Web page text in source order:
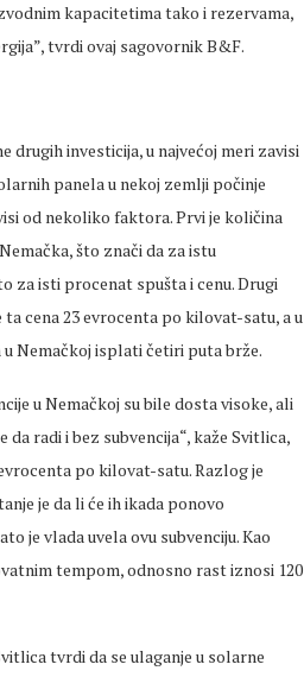
kapacitetima tako i rezervama,
tvrdi ovaj sagovornik B&F.
drugih investicija, u najvećoj meri zavisi
panela u nekoj zemlji počinje
od nekoliko faktora. Prvi je količina
što znači da za istu
za isti procenat spušta i cenu. Drugi
cena 23 evrocenta po kilovat-satu, a u
Nemačkoj isplati četiri puta brže.
u Nemačkoj su bile dosta visoke, ali
radi i bez subvencija“, kaže Svitlica,
po kilovat-satu. Razlog je
je da li će ih ikada ponovo
je vlada uvela ovu subvenciju. Kao
tempom, odnosno rast iznosi 120
tvrdi da se ulaganje u solarne